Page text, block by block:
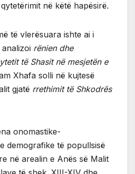
në këtë hapësirë.
të vlerësuara ishte ai i
rënien dhe
të Shasit në mesjetën e
Xhafa solli në kujtesë
gjatë rrethimit të Shkodrës
onomastike-
demografike të popullsisë
në arealin e Anës së Malit